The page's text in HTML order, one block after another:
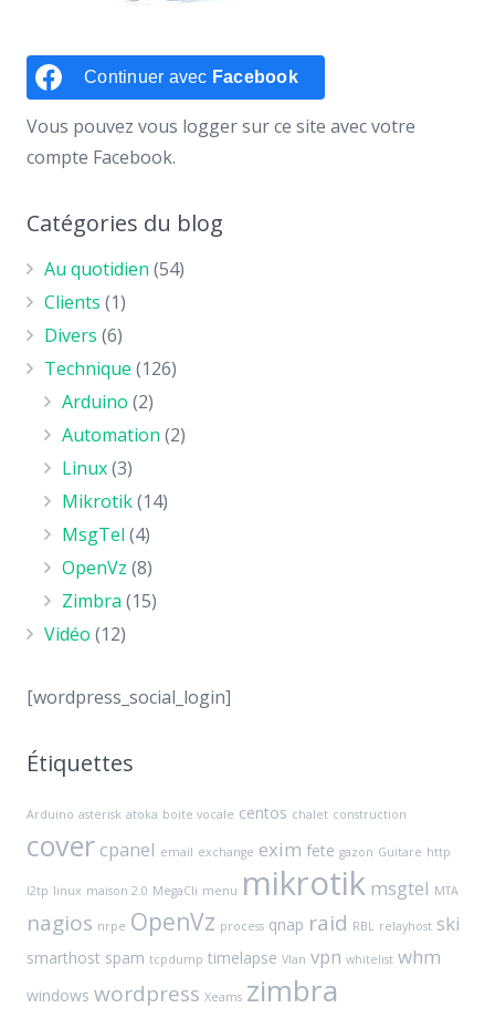
Continuer avec Facebook
Vous pouvez vous logger sur ce site avec votre
compte Facebook.
Catégories du blog
Au quotidien (54)
Clients (1)
Divers (6)
Technique (126)
Arduino (2)
Automation (2)
Linux(3)
Mikrotik(14)
MsgTel (4)
OpenVz (8)
Zimbra (15)
Vidéo (12)
[wordpress_social_login]
Étiquettes
Arduino asterisk atoka boite vocale centos chalet construction
cover cpanel email exchange exim fete gazon Guitare http
l2tp linux maison 2.0 MegaCli menu mikrotik msgtel MTA
nagios nrpe OpenVz process qnap raid RBL relayhost ski
smarthost spam tcpdump timelapse Vlan vpn whitelist whm
windows wordpress Xeams zimbra